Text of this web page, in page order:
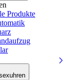
Produkte